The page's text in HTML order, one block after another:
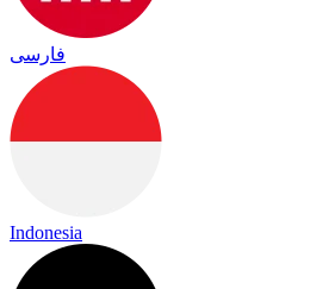
فارسی
Indonesia